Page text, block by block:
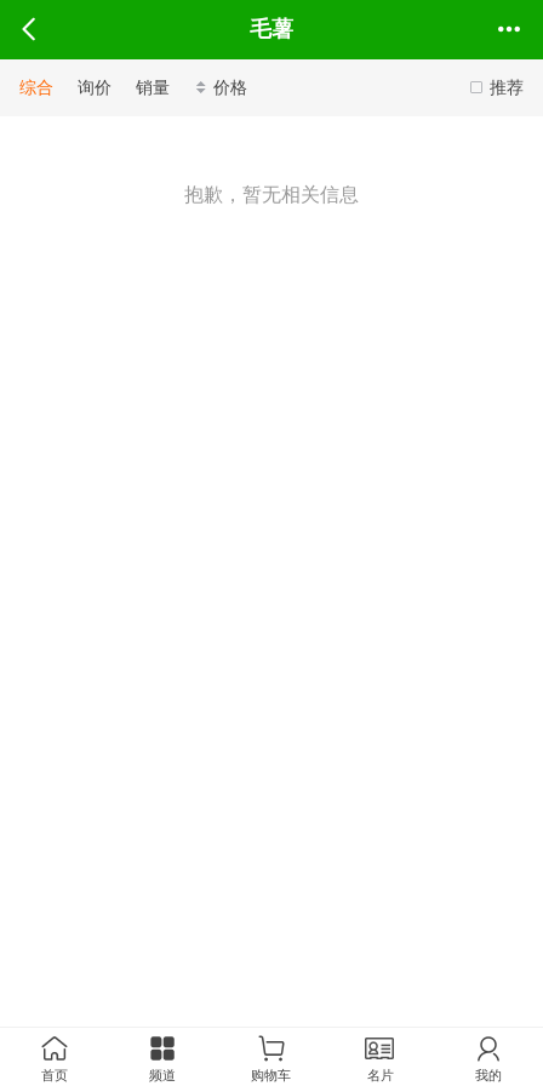
毛薯
推荐
综合 询价 销量 价格
抱歉，暂无相关信息
首页 频道 购物车 名片 我的